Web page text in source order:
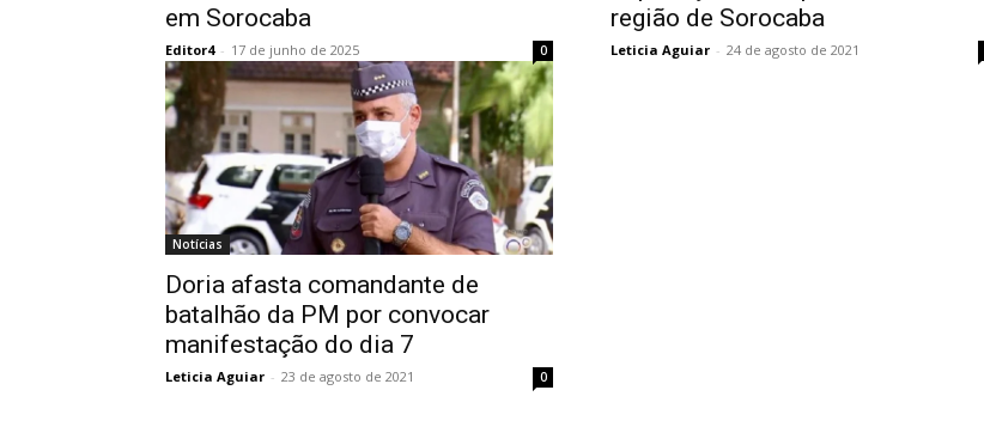
em Sorocaba
Editor4 - 17 de junho de 2025 0
região de Sorocaba
Leticia Aguiar - 24 de agosto de 2021
Notícias
Doria afasta comandante de
batalhão da PM por convocar
manifestação do dia 7
Leticia Aguiar - 23 de agosto de 2021 0